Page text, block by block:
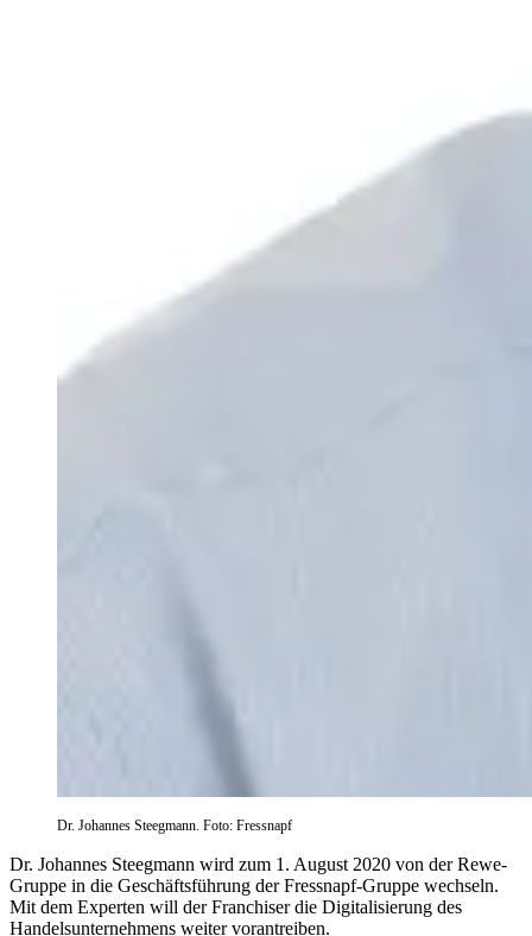
Dr. Johannes Steegmann. Foto: Fressnapf
Dr. Johannes Steegmann wird zum 1. August 2020 von der Rewe-
Gruppe in die Geschäftsführung der Fressnapf-Gruppe wechseln.
Mit dem Experten will der Franchiser die Digitalisierung des
Handelsunternehmens weiter vorantreiben.